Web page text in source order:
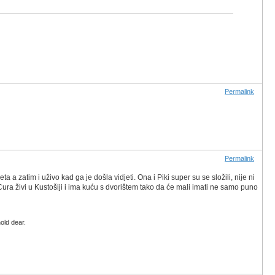
Permalink
Permalink
a zatim i uživo kad ga je došla vidjeti. Ona i Piki super su se složili, nije ni
živi u Kustošiji i ima kuću s dvorištem tako da će mali imati ne samo puno
dear.